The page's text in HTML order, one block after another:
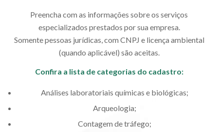
Preencha com as informações sobre os serviços
especializados prestados por sua empresa.
Somente pessoas jurídicas, com CNPJ e licença ambiental
(quando aplicável) são aceitas.
Confira a lista de categorias do cadastro:
Análises laboratoriais químicas e biológicas;
Arqueologia;
Contagem de tráfego;